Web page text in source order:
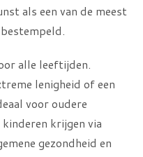
als een van de meest
alle leeftijden.
lenigheid of een
voor oudere
krijgen via
gezondheid en